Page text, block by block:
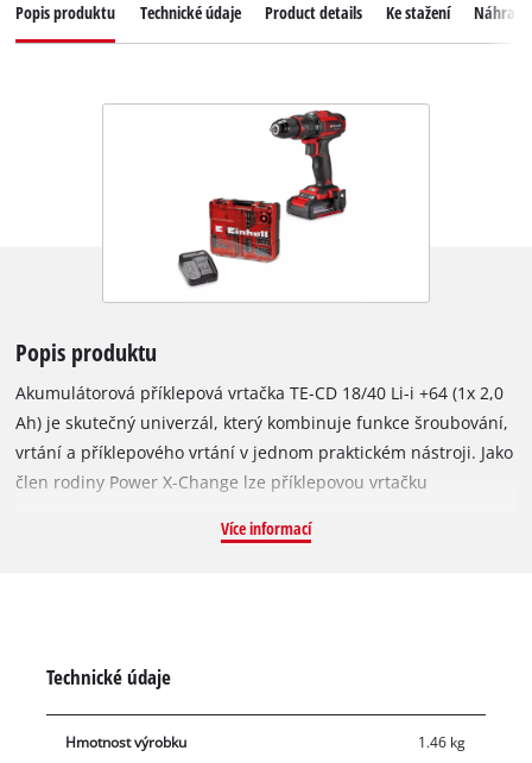
Popis produktu Technické údaje Product details Ke stažení
Popis produktu
Akumulátorová příklepová vrtačka TE-CD 18/40 Li-i +64 (1x 2,0
Ah) je skutečný univerzál, který kombinuje funkce šroubování,
vrtání a příklepového vrtání v jednom praktickém nástroji. Jako
člen rodiny Power X-Change lze příklepovou vrtačku
Dvoustupňová převodovka je ideální pro výkonné vrtání a
jako jsou cihly. Integrované LED světlo zajišťuje dokonalý
výhled na pracovní plochu i za zhoršených světelných
podmínek. Sada obsahuje baterii Power X-Change 2,0 Ah a
Více informací
Technické údaje
Hmotnost výrobku 1.46 kg